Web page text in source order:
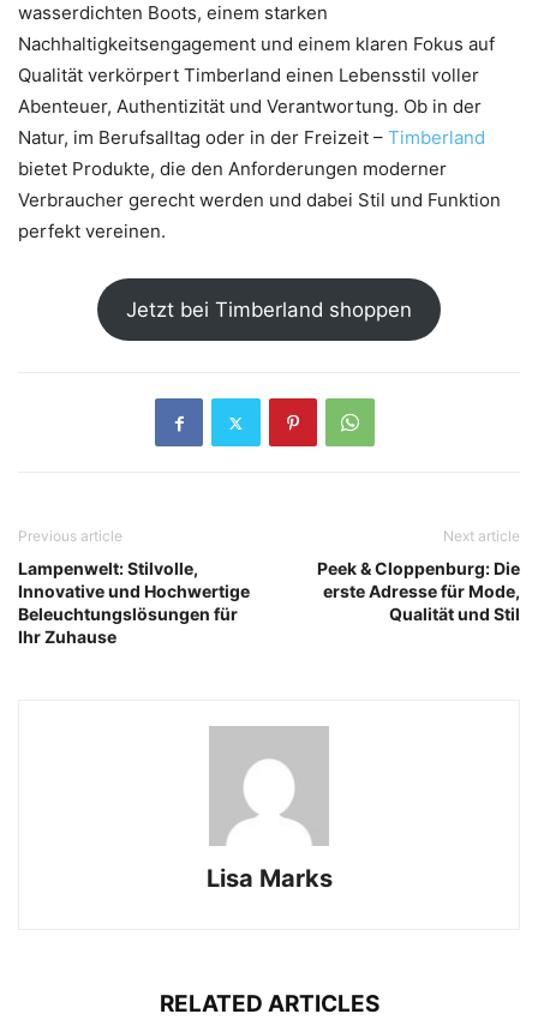
wasserdichten Boots, einem starken
Nachhaltigkeitsengagement und einem klaren Fokus auf
Qualität verkörpert Timberland einen Lebensstil voller
Abenteuer, Authentizität und Verantwortung. Ob in der
Natur, im Berufsalltag oder in der Freizeit – Timberland
bietet Produkte, die den Anforderungen moderner
Verbraucher gerecht werden und dabei Stil und Funktion
perfekt vereinen.
Jetzt bei Timberland shoppen
Previous article
Lampenwelt: Stilvolle,
Innovative und Hochwertige
Beleuchtungslösungen für
Ihr Zuhause
Next article
Peek & Cloppenburg: Die
erste Adresse für Mode,
Qualität und Stil
Lisa Marks
RELATED ARTICLES